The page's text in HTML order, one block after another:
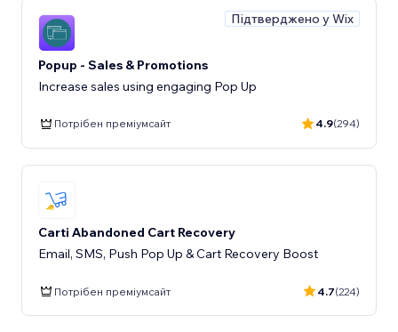
Підтверджено у Wix
Popup - Sales & Promotions
Increase sales using engaging Pop Up
Потрібен преміумсайт 4.9(294)
Carti Abandoned Cart Recovery
Email, SMS, Push Pop Up & Cart Recovery Boost
Потрібен преміумсайт 4.7(224)